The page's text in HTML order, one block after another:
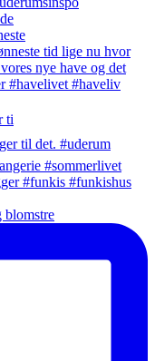
ti
blomstre